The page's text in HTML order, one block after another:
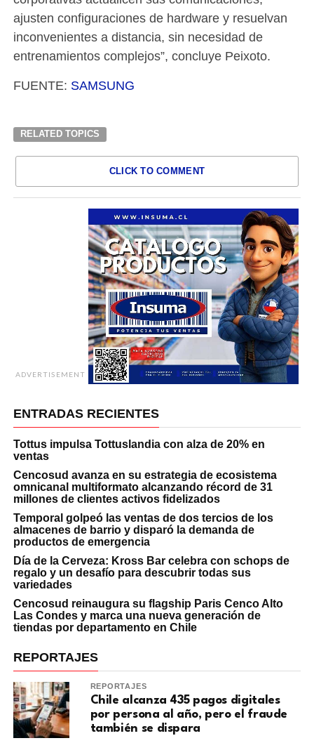
ajusten configuraciones de hardware y resuelvan
inconvenientes a distancia, sin necesidad de
entrenamientos complejos”, concluye Peixoto.
FUENTE: SAMSUNG
RELATED TOPICS
CLICK TO COMMENT
ADVERTISEMENT
ENTRADAS RECIENTES
Tottus impulsa Tottuslandia con alza de 20% en
ventas
Cencosud avanza en su estrategia de ecosistema
omnicanal multiformato alcanzando récord de 31
millones de clientes activos fidelizados
Temporal golpeó las ventas de dos tercios de los
almacenes de barrio y disparó la demanda de
productos de emergencia
Día de la Cerveza: Kross Bar celebra con schops de
regalo y un desafío para descubrir todas sus
variedades
Cencosud reinaugura su flagship Paris Cenco Alto
Las Condes y marca una nueva generación de
tiendas por departamento en Chile
REPORTAJES
REPORTAJES
Chile alcanza 435 pagos digitales
por persona al año, pero el fraude
también se dispara